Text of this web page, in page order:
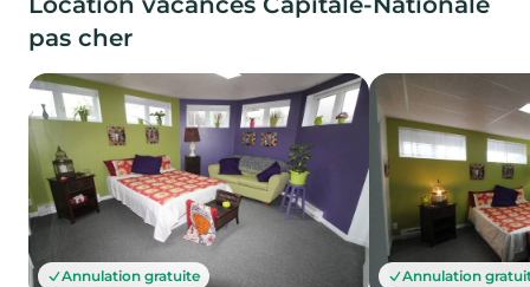
pas cher
Annulation gratuite Annulation